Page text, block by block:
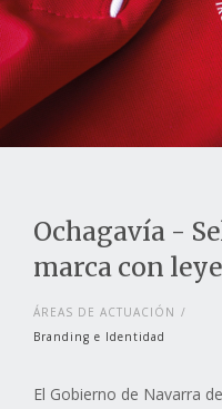
Ochagavía -
marca con
ÁREAS DE ACTUACIÓN
Branding e Identidad
El Gobierno de Navarra